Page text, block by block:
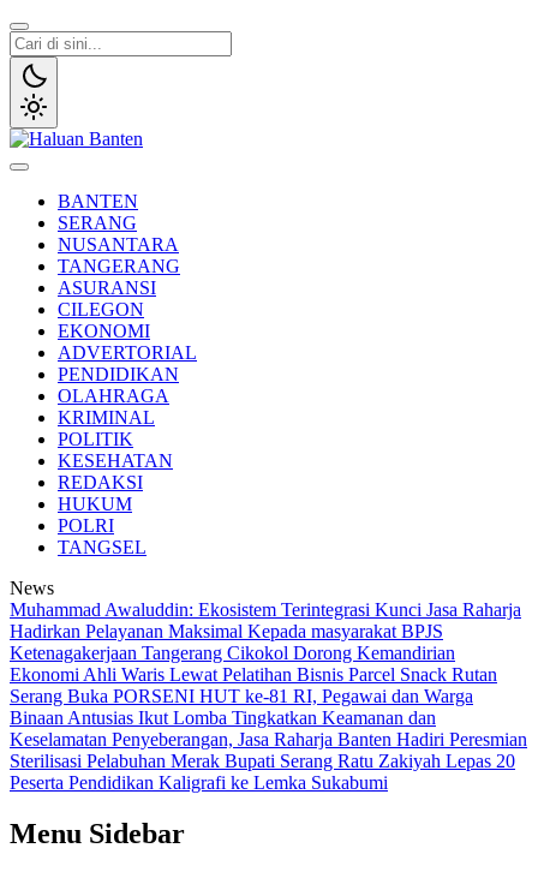
Lewati
ke
konten
BANTEN
SERANG
NUSANTARA
TANGERANG
ASURANSI
CILEGON
EKONOMI
ADVERTORIAL
PENDIDIKAN
OLAHRAGA
KRIMINAL
POLITIK
KESEHATAN
REDAKSI
HUKUM
POLRI
TANGSEL
News
Muhammad Awaluddin: Ekosistem Terintegrasi Kunci Jasa Raharja
Hadirkan Pelayanan Maksimal Kepada masyarakat BPJS
Ketenagakerjaan Tangerang Cikokol Dorong Kemandirian
Ekonomi Ahli Waris Lewat Pelatihan Bisnis Parcel Snack Rutan
Serang Buka PORSENI HUT ke-81 RI, Pegawai dan Warga
Binaan Antusias Ikut Lomba Tingkatkan Keamanan dan
Keselamatan Penyeberangan, Jasa Raharja Banten Hadiri Peresmian
Sterilisasi Pelabuhan Merak Bupati Serang Ratu Zakiyah Lepas 20
Peserta Pendidikan Kaligrafi ke Lemka Sukabumi
Menu Sidebar